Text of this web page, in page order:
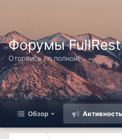
Форумы FullRest
Оторвись по полной!
Обзор Активность